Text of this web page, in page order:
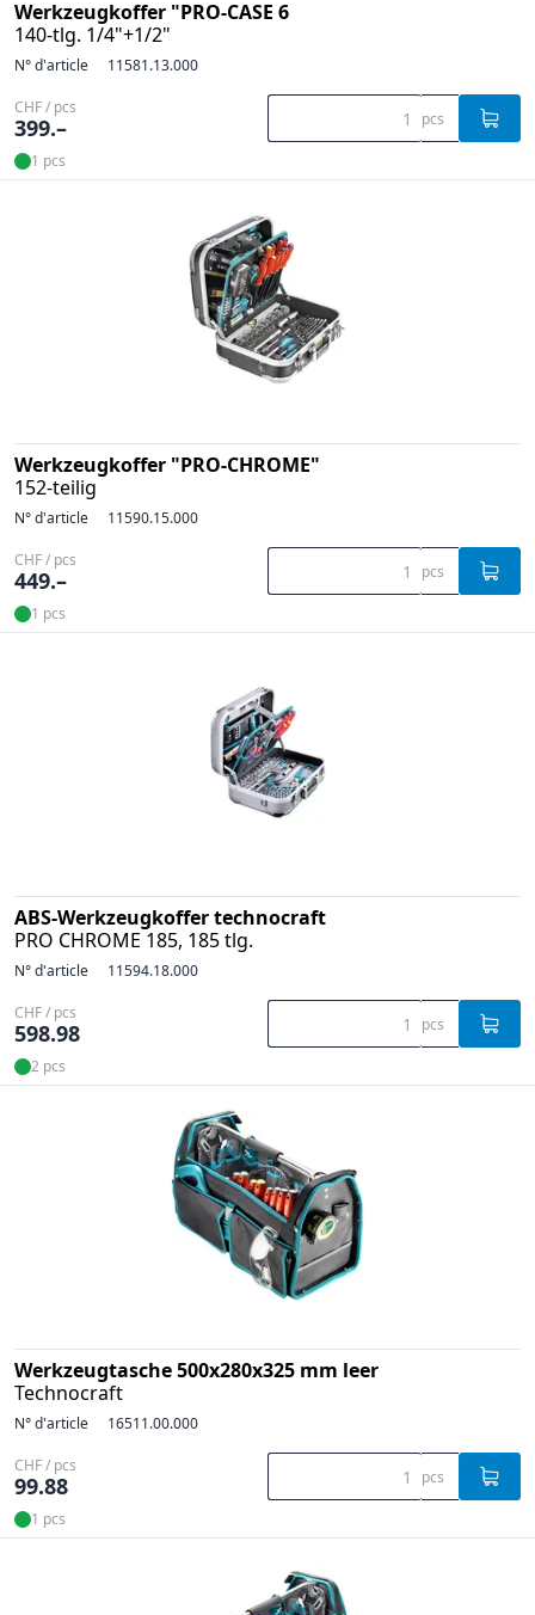
Werkzeugkoffer "PRO-CASE 6
140-tlg. 1/4"+1/2"
N° d'article 11581.13.000
CHF / pcs
399.– pcs
1 pcs
Werkzeugkoffer "PRO-CHROME"
152-teilig
N° d'article 11590.15.000
CHF / pcs
449.– pcs
1 pcs
ABS-Werkzeugkoffer technocraft
PRO CHROME 185, 185 tlg.
N° d'article 11594.18.000
CHF / pcs
598.98 pcs
2 pcs
Werkzeugtasche 500x280x325 mm leer
Technocraft
N° d'article 16511.00.000
CHF / pcs
99.88 pcs
1 pcs